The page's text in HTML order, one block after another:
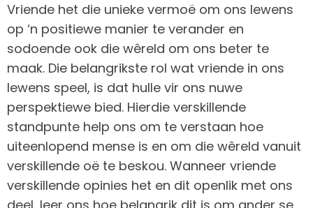
Vriende het die unieke vermoë om ons lewens
op ‘n positiewe manier te verander en
sodoende ook die wêreld om ons beter te
maak. Die belangrikste rol wat vriende in ons
lewens speel, is dat hulle vir ons nuwe
perspektiewe bied. Hierdie verskillende
standpunte help ons om te verstaan hoe
uiteenlopend mense is en om die wêreld vanuit
verskillende oë te beskou. Wanneer vriende
verskillende opinies het en dit openlik met ons